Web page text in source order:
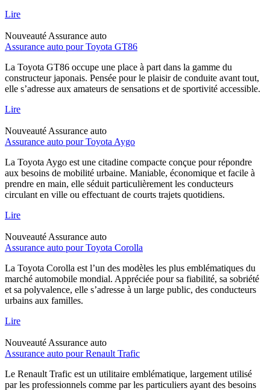
Lire
Nouveauté Assurance auto
Assurance auto pour Toyota GT86
La Toyota GT86 occupe une place à part dans la gamme du
constructeur japonais. Pensée pour le plaisir de conduite avant tout,
elle s’adresse aux amateurs de sensations et de sportivité accessible.
Lire
Nouveauté Assurance auto
Assurance auto pour Toyota Aygo
La Toyota Aygo est une citadine compacte conçue pour répondre
aux besoins de mobilité urbaine. Maniable, économique et facile à
prendre en main, elle séduit particulièrement les conducteurs
circulant en ville ou effectuant de courts trajets quotidiens.
Lire
Nouveauté Assurance auto
Assurance auto pour Toyota Corolla
La Toyota Corolla est l’un des modèles les plus emblématiques du
marché automobile mondial. Appréciée pour sa fiabilité, sa sobriété
et sa polyvalence, elle s’adresse à un large public, des conducteurs
urbains aux familles.
Lire
Nouveauté Assurance auto
Assurance auto pour Renault Trafic
Le Renault Trafic est un utilitaire emblématique, largement utilisé
par les professionnels comme par les particuliers ayant des besoins